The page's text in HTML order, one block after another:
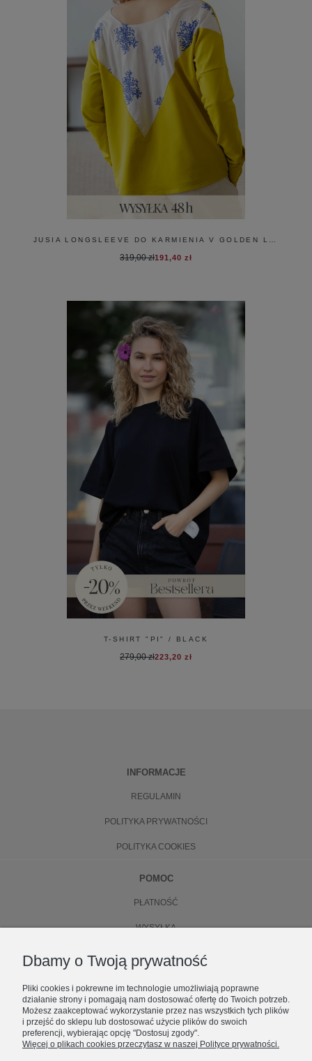
191,40 zł
319,00 zł
T-SHIRT "PI" / BLACK
223,20 zł
279,00 zł
INFORMACJE
REGULAMIN
POLITYKA PRYWATNOŚCI
POLITYKA COOKIES
POMOC
PŁATNOŚĆ
WYSYŁKA
O NAS
KONTAKT
Dbamy o Twoją prywatność
Pliki cookies i pokrewne im technologie umożliwiają poprawne
działanie strony i pomagają nam dostosować ofertę do Twoich potrzeb.
Możesz zaakceptować wykorzystanie przez nas wszystkich tych plików
i przejść do sklepu lub dostosować użycie plików do swoich
preferencji, wybierając opcję "Dostosuj zgody".
Więcej o plikach cookies przeczytasz w naszej Polityce prywatności.